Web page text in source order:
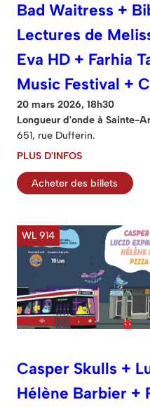
Bad Waitress +
Lectures de
Eva HD + Farhia
Music Festival +
20 mars 2026, 18h30
Longueur d'onde à Sainte-
651, rue Dufferin.
PLUS D'INFOS
Acheter des billets
WL 914
Casper Skulls +
Hélène Barbier +